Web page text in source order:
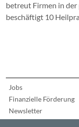
betreut Firmen in
beschäftigt 10
Jobs
Finanzielle Förderung
Newsletter